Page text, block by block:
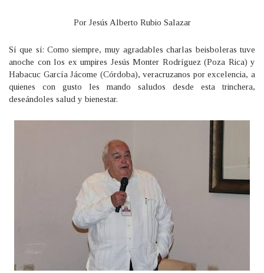
Por Jesús Alberto Rubio Salazar
Sí que sí: Como siempre, muy agradables charlas beisboleras tuve
anoche con los ex umpires Jesús Monter Rodríguez (Poza Rica) y
Habacuc García Jácome (Córdoba), veracruzanos por excelencia, a
quienes con gusto les mando saludos desde esta trinchera,
deseándoles salud y bienestar.